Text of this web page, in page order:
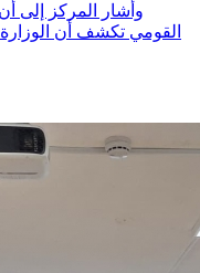
وأشار المركز إلى